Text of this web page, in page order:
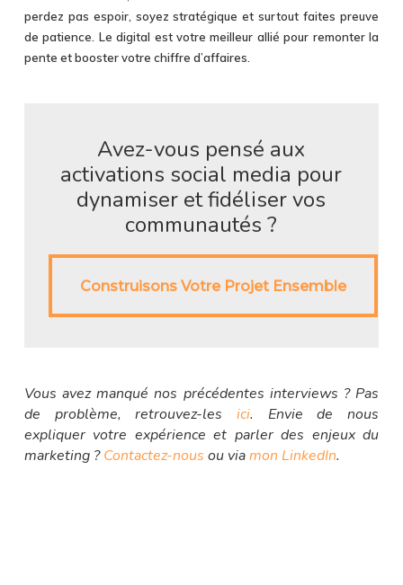
perdez pas espoir, soyez stratégique et surtout faites preuve
de patience. Le digital est votre meilleur allié pour remonter la
pente et booster votre chiffre d’affaires.
Avez-vous pensé aux
activations social media pour
dynamiser et fidéliser vos
communautés ?
Construisons Votre Projet Ensemble
Construisons Votre Projet Ensemble
Vous avez manqué nos précédentes interviews ? Pas
de problème, retrouvez-les ici. Envie de nous
expliquer votre expérience et parler des enjeux du
marketing ?Contactez-nous ou viamon LinkedIn.